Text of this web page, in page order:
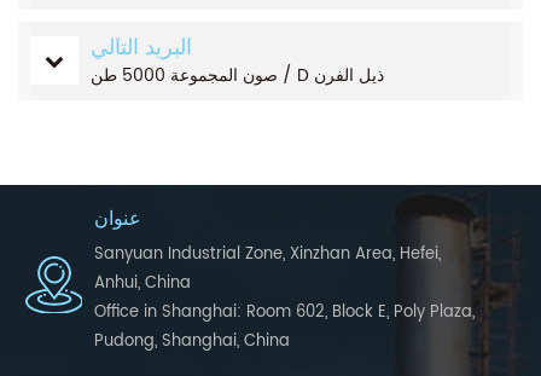
البريد التالي
صون المجموعة 5000 طن / D ذيل الفرن
عنوان
Sanyuan Industrial Zone, Xinzhan Area, Hefei,
Anhui, China
Office in Shanghai: Room 602, Block E, Poly Plaza,
Pudong, Shanghai, China